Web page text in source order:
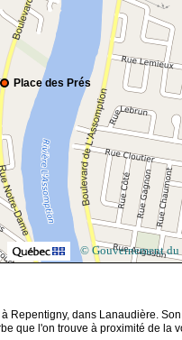
Place des Prés
© Gouvernement du
Repentigny, dans Lanaudière. Son
que l'on trouve à proximité de la